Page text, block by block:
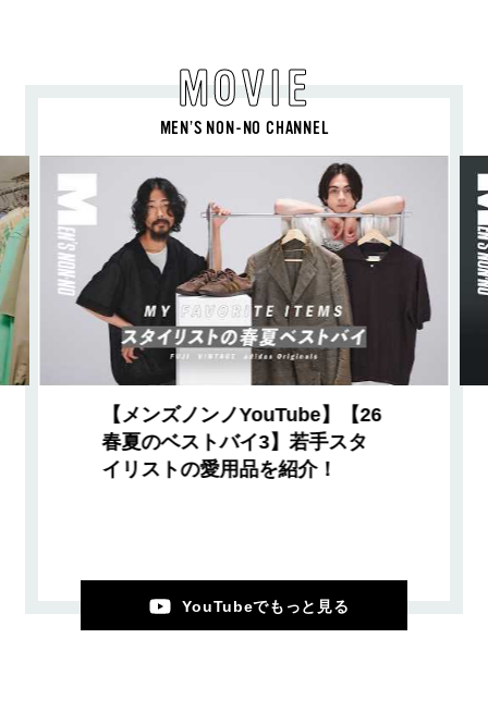
MOVIE
MEN’S NON-NO CHANNEL
【メンズノンノYouTube】【26
春夏のベストバイ3】若手スタ
イリストの愛用品を紹介！
YouTubeでもっと見る